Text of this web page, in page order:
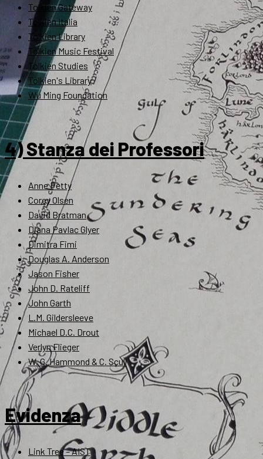
Tolkien Gateway
Tolkien Italia
Tolkien Library
Tolkien Music Festival
Tolkien Studies
Tolkien's Library
Wu Ming Foundation
4) Stanza dei Professori
Anne Petty
Corey Olsen
David Bratman
Diana Pavlac Glyer
Dimitra Fimi
Douglas A. Anderson
Jason Fisher
John D. Rateliff
John Garth
L.M. Gildersleeve
Michael D.C. Drout
Verlyn Flieger
W. G. Hammond & C. Scull
Evidenza
Link Tree – AIST